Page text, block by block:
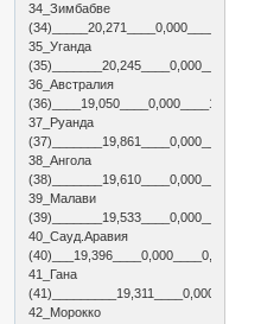
34_Зимбабве
35_Уганда
36_Австралия
37_Руанда
38_Ангола
39_Малави
40_Сауд.Аравия
41_Гана
42_Морокко